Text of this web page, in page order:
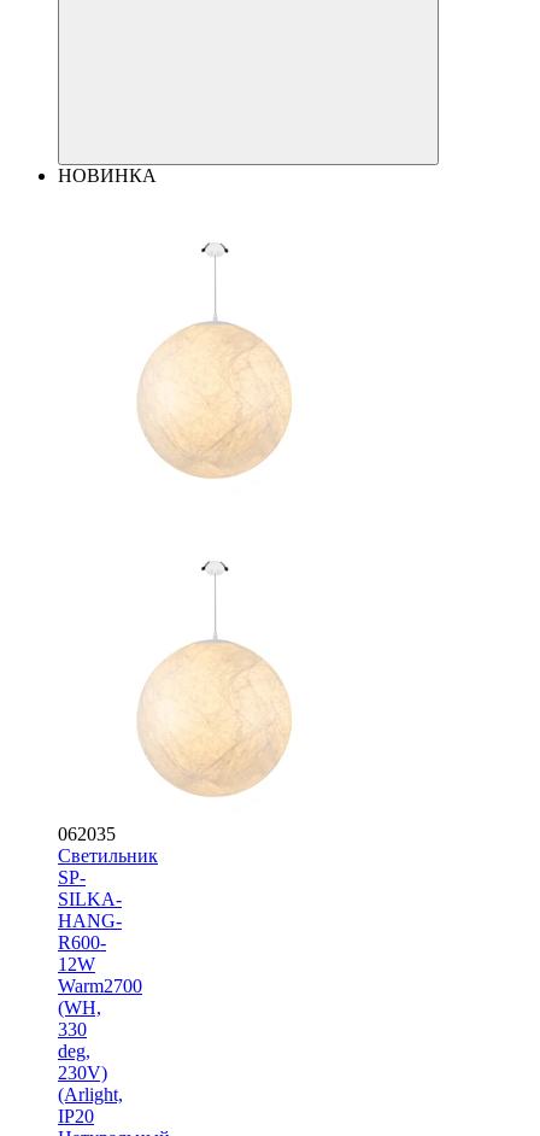
НОВИНКА
062035
Светильник
SP-
SILKA-
HANG-
R600-
12W
Warm2700
(WH,
330
deg,
230V)
(Arlight,
IP20